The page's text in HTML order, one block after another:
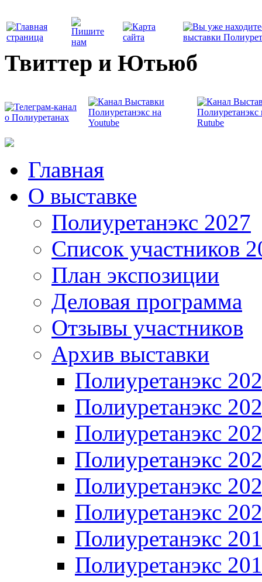
Твиттер и Ютьюб
Главная
О выставке
Полиуретанэкс 2027
Список участников
План экспозиции
Деловая программа
Отзывы участников
Архив выставки
Полиуретанэкс
Полиуретанэкс
Полиуретанэкс
Полиуретанэкс
Полиуретанэкс
Полиуретанэкс
Полиуретанэкс
Полиуретанэкс